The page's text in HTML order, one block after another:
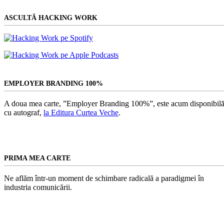
ASCULTĂ HACKING WORK
EMPLOYER BRANDING 100%
A doua mea carte, ”Employer Branding 100%”, este acum
cu autograf, la Editura Curtea Veche.
PRIMA MEA CARTE
Ne aflăm într-un moment de schimbare radicală a paradigmei în
industria comunicării.